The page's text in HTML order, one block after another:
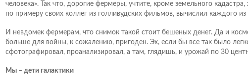
человека». Так что, дорогие фермеры, учтите, кроме земельного кадастра,
по примеру своих коллег из голливудских фильмов, вычислил каждого из
И невдомек фермерам, что снимок такой стоит бешеных денег. Да и
больше для войны, к сожалению, пригоден. Эх, если бы все так было
сфотографировал, проанализировал, а там, глядишь, и урожай по 30
Мы – дети галактики